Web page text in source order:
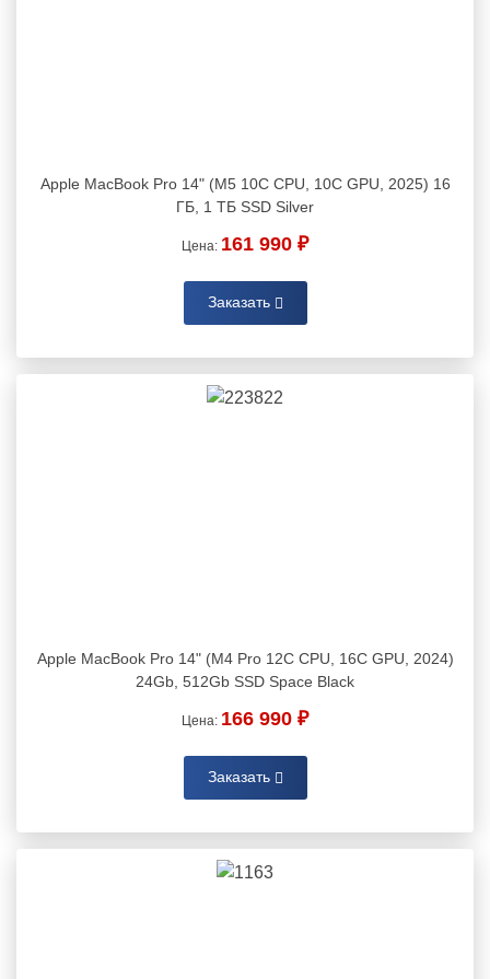
Apple MacBook Pro 14" (M5 10C CPU, 10C GPU, 2025) 16
ГБ, 1 ТБ SSD Silver
Цена: 161 990 ₽
Заказать
Apple MacBook Pro 14" (M4 Pro 12C CPU, 16C GPU, 2024)
24Gb, 512Gb SSD Space Black
Цена: 166 990 ₽
Заказать